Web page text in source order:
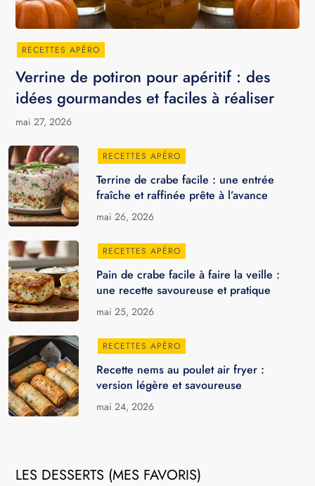
RECETTES APÉRO
Verrine de potiron pour apéritif : des
idées gourmandes et faciles à réaliser
mai 27, 2026
RECETTES APÉRO
Terrine de crabe facile : une entrée
fraîche et raffinée prête à l’avance
mai 26, 2026
RECETTES APÉRO
Pain de crabe facile à faire la veille :
une recette savoureuse et pratique
mai 25, 2026
RECETTES APÉRO
Recette nems au poulet air fryer :
version légère et savoureuse
mai 24, 2026
LES DESSERTS (MES FAVORIS)